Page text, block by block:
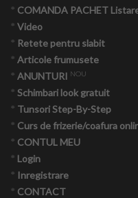
* COMANDA PACHET
* Video
* Retete pentru slabit
* Articole frumusete
* ANUNTURI NOU
* Schimbari look gratuit
* Tunsori Step-By-Step
* Curs de frizerie/coafura
* CONTUL MEU
* Login
* Inregistrare
* CONTACT